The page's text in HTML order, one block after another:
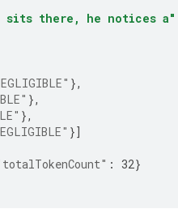
sits there, he notices a"
},
},
},
}]
: 32}